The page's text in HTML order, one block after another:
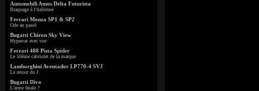
Automobili Amos Delta Futurista
Braquage à l'italienne
Ferrari Monza SP1 & SP2
Ode au passé
Bugatti Chiron Sky View
Hypercar avec vue
Ferrari 488 Pista Spider
Le 50ème cabriolet de la marque
Lamborghini Aventador LP770-4 SVJ
Le retour du J
Bugatti Divo
L'arme fatale ?